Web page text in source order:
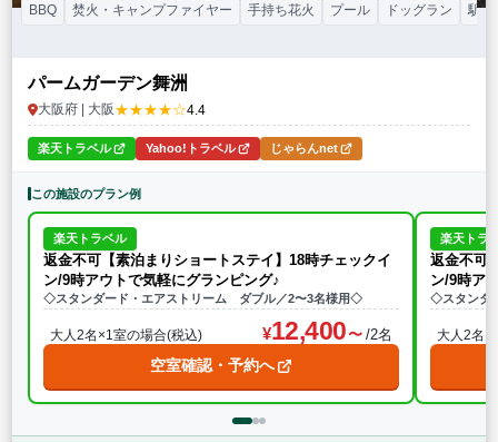
パームガーデン舞洲
大阪府 | 大阪 ★★★★☆4.4
BBQ 焚火・キャンプファイヤー 手持ち花火 プール ドッグラン 駅か
楽天トラベル Yahoo!トラベル じゃらんnet
この施設のプラン例
楽天トラベル
返金不可【素泊まりショートステイ】18時チェックイ
ン/9時アウトで気軽にグランピング♪
◇スタンダード・エアストリーム ダブル／2〜3名様用◇
大人2名×1室の場合(税込) 12,400 /2名
空室確認・予約へ
楽天トラ
返金不可
ン/9時ア
◇スタンダ
大人2名